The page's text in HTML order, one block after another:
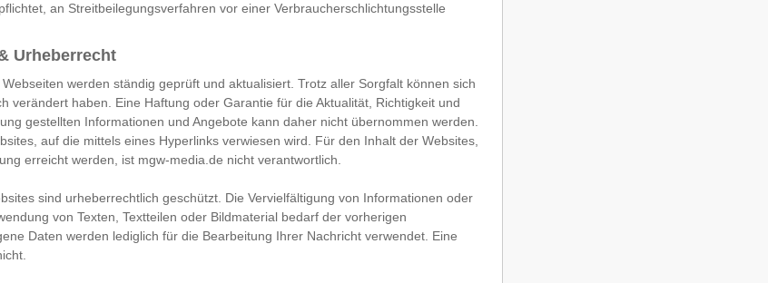
an Streitbeilegungsverfahren vor einer Verbraucherschlichtungsstelle
Urheberrecht
werden ständig geprüft und aktualisiert. Trotz aller Sorgfalt können sich
verändert haben. Eine Haftung oder Garantie für die Aktualität, Richtigkeit und
gestellten Informationen und Angebote kann daher nicht übernommen werden.
auf die mittels eines Hyperlinks verwiesen wird. Für den Inhalt der Websites,
erreicht werden, ist mgw-media.de nicht verantwortlich.
sind urheberrechtlich geschützt. Die Vervielfältigung von Informationen oder
von Texten, Textteilen oder Bildmaterial bedarf der vorherigen
Daten werden lediglich für die Bearbeitung Ihrer Nachricht verwendet. Eine